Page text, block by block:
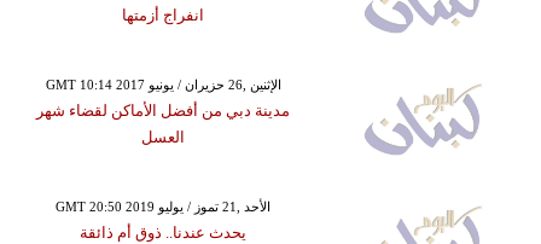
انفراج أزمتها
GMT 10:14 2017 الإثنين ,26 حزيران / يونيو
مدينة دبي من أفضل الأماكن لقضاء شهر
العسل
GMT 20:50 2019 الأحد ,21 تموز / يوليو
يحدث عندنا.. ذوق أم ذائقة